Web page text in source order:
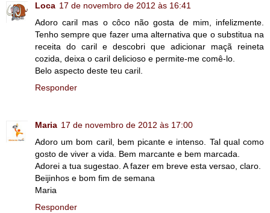
Loca 17 de novembro de 2012 às 16:41
Adoro caril mas o côco não gosta de mim, infelizmente.
Tenho sempre que fazer uma alternativa que o substitua na
receita do caril e descobri que adicionar maçã reineta
cozida, deixa o caril delicioso e permite-me comê-lo.
Belo aspecto deste teu caril.
Responder
Maria 17 de novembro de 2012 às 17:00
Adoro um bom caril, bem picante e intenso. Tal qual como
gosto de viver a vida. Bem marcante e bem marcada.
Adorei a tua sugestao. A fazer em breve esta versao, claro.
Beijinhos e bom fim de semana
Maria
Responder